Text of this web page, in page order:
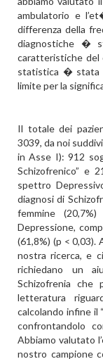
ambulatorio e
differenza della
diagnostiche �
caratteristiche del
statistica � stata
limite per la
Il totale dei
3039, da noi
in Asse I): 912
Schizofrenico” e
spettro
diagnosi di
femmine
Depressione,
(61,8%) (p <
nostra ricerca, e
richiedano un
Schizofrenia
letteratura
calcolando infine il
confrontandolo
Abbiamo valutato
nostro campione